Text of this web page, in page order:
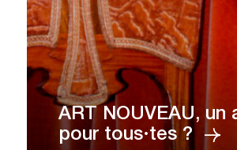
ART NOUVEAU, un
pour tous·tes ?